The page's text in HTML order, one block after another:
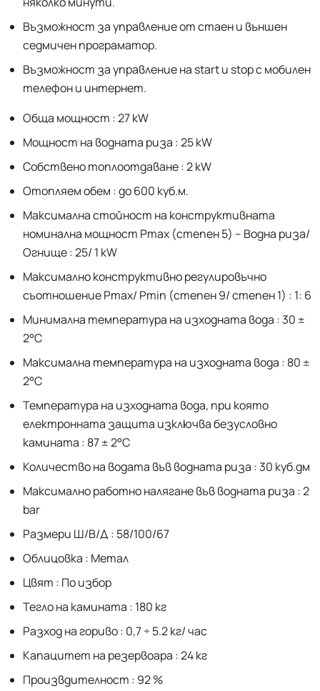
Възможност за управление от стаен и външен
седмичен програматор.
Възможност за управление на start и stop с мобилен
телефон и интернет.
Обща мощност : 27 kW
Мощност на водната риза : 25 kW
Собствено топлоотдаване : 2 kW
Отопляем обем : до 600 куб.м.
Максимална стойност на конструктивната
номинална мощност Рmax (степен 5) – Водна риза/
Огнище : 25/ 1 kW
Максимално конструктивно регулировъчно
съотношение Pmax/ Pmin (степен 9/ степен 1) : 1: 6
Минимална температура на изходната вода : 30 ±
2°С
Максимална температура на изходната вода : 80 ±
2°С
Температура на изходната вода, при която
електронната защита изключва безусловно
камината : 87 ± 2°С
Количество на водата във водната риза : 30 куб.дм
Максимално работно налягане във водната риза : 2
bar
Размери Ш/В/Д : 58/100/67
Облицовка : Метал
Цвят : По избор
Тегло на камината : 180 кг
Разход на гориво : 0,7 ÷ 5.2 кг/ час
Капацитет на резервоара : 24 кг
Произвдителност : 92 %